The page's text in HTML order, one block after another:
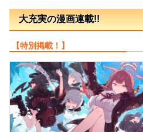
大充実の漫画連載!!
【特別掲載！】